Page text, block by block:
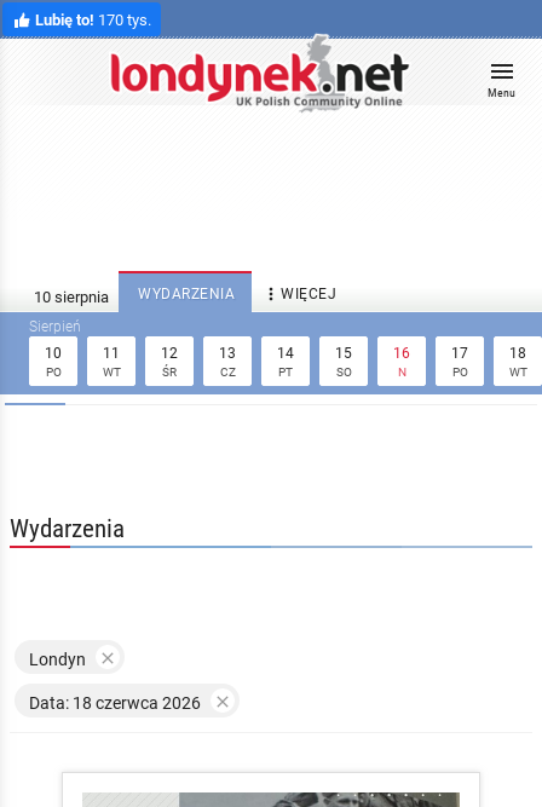
Lubię to! 170 tys.
Menu
WYDARZENIA  WIĘCEJ
10
PO
11
WT
12
ŚR
13
CZ
14
PT
15
SO
16
N
17
PO
18
WT
Wydarzenia
Londyn 
Data: 18 czerwca 2026 